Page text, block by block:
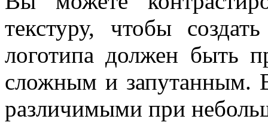
текстуру, чтобы
логотипа должен быть
сложным и запутанным.
различимыми при